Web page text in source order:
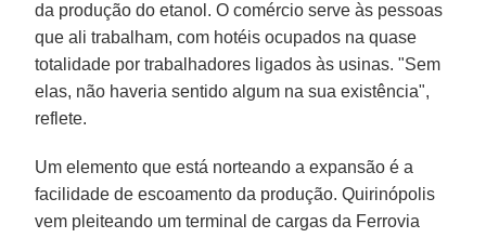
da produção do etanol. O comércio serve às pessoas
que ali trabalham, com hotéis ocupados na quase
totalidade por trabalhadores ligados às usinas. "Sem
elas, não haveria sentido algum na sua existência",
reflete.
Um elemento que está norteando a expansão é a
facilidade de escoamento da produção. Quirinópolis
vem pleiteando um terminal de cargas da Ferrovia